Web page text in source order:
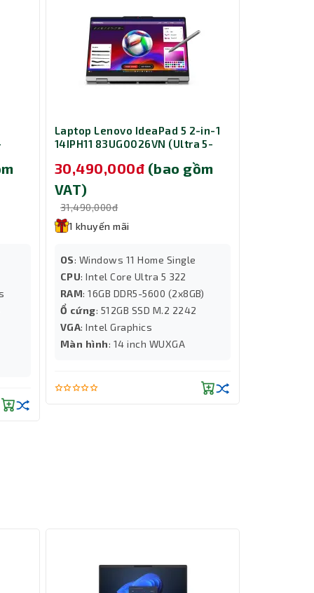
Laptop Lenovo IdeaPad 5 2-in-1
14IPH11 83UG0026VN (Ultra 5-
inch/ Windows 11 Home/ 2Y/
Xám)
30,490,000đ (bao gồm
VAT)
31,490,000đ
1 khuyến mãi
OS: Windows 11 Home Single
CPU: Intel Core Ultra 5 322
RAM: 16GB DDR5-5600 (2x8GB)
Ổ cứng: 512GB SSD M.2 2242
VGA: Intel Graphics
Màn hình: 14 inch WUXGA